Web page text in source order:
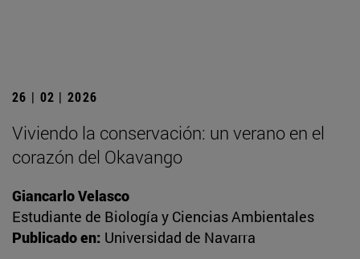
26 | 02 | 2026
Viviendo la conservación: un verano en el
corazón del Okavango
Giancarlo Velasco
Estudiante de Biología y Ciencias Ambientales
Publicado en: Universidad de Navarra